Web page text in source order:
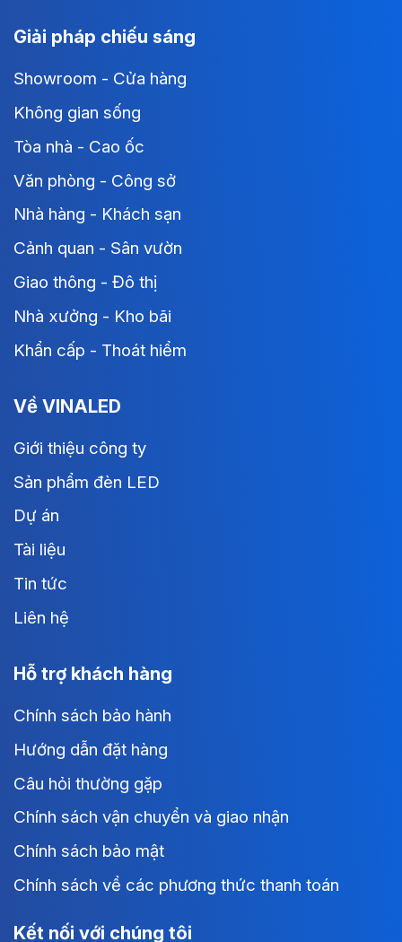
Giải pháp chiếu sáng
Showroom - Cửa hàng
Không gian sống
Tòa nhà - Cao ốc
Văn phòng - Công sở
Nhà hàng - Khách sạn
Cảnh quan - Sân vườn
Giao thông - Đô thị
Nhà xưởng - Kho bãi
Khẩn cấp - Thoát hiểm
Về VINALED
Giới thiệu công ty
Sản phẩm đèn LED
Dự án
Tài liệu
Tin tức
Liên hệ
Hỗ trợ khách hàng
Chính sách bảo hành
Hướng dẫn đặt hàng
Câu hỏi thường gặp
Chính sách vận chuyển và giao nhận
Chính sách bảo mật
Chính sách về các phương thức thanh toán
Kết nối với chúng tôi